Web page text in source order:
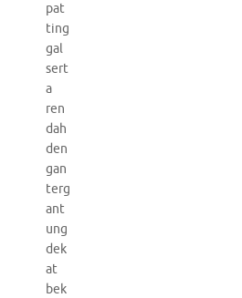
pat
ting
gal
sert
a
ren
dah
den
gan
terg
ant
ung
dek
at
bek